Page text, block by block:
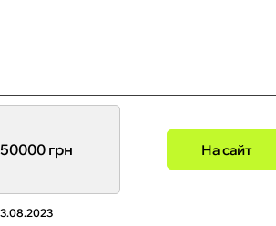
грн На сайт